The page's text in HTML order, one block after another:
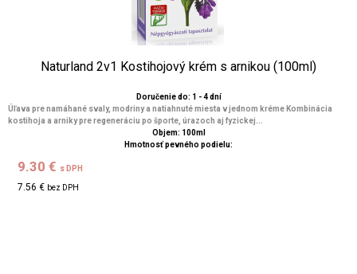
Naturland 2v1 Kostihojový krém s arnikou (100ml)
Doručenie do: 1 - 4 dní
Úľava pre namáhané svaly, modriny a natiahnuté miesta v jednom kréme Kombinácia
kostihoja a arniky pre regeneráciu po športe, úrazoch aj fyzickej...
Objem: 100ml
Hmotnosť pevného podielu:
9.30 € s DPH
7.56 € bez DPH